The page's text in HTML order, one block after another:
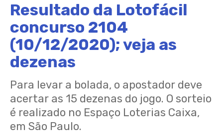
Resultado da Lotofácil
concurso 2104
(10/12/2020); veja as
dezenas
Para levar a bolada, o apostador deve
acertar as 15 dezenas do jogo. O sorteio
é realizado no Espaço Loterias Caixa,
em São Paulo.